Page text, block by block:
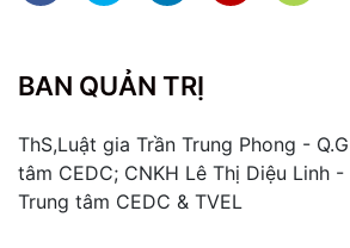
BAN QUẢN TRỊ
ThS,Luật gia Trần Trung Phong -
tâm CEDC; CNKH Lê Thị Diệu Linh
Trung tâm CEDC & TVEL